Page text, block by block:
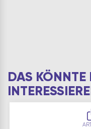
DAS KÖNNTE